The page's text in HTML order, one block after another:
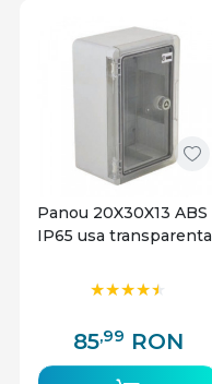
Panou 20X30X13 ABS
IP65 usa transparenta
85,99 RON